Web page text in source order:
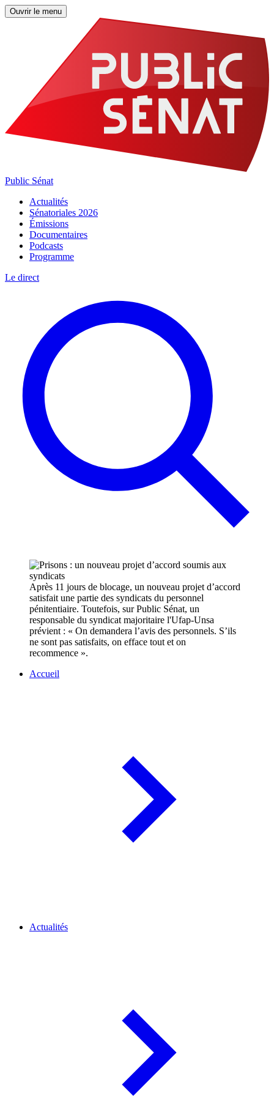
Ouvrir le menu
Public Sénat
Actualités
Sénatoriales 2026
Émissions
Documentaires
Podcasts
Programme
Le direct
Après 11 jours de blocage, un nouveau projet d’accord
satisfait une partie des syndicats du personnel
pénitentiaire. Toutefois, sur Public Sénat, un
responsable du syndicat majoritaire l'Ufap-Unsa
prévient : « On demandera l’avis des personnels. S’ils
ne sont pas satisfaits, on efface tout et on
recommence ».
Accueil
Actualités